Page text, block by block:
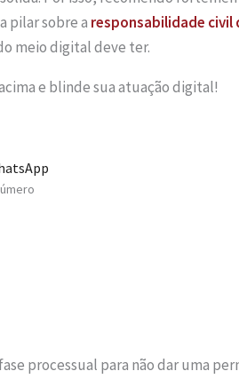
pilar sobre a responsabilidade civil
meio digital deve ter.
e blinde sua atuação digital!
processual para não dar uma